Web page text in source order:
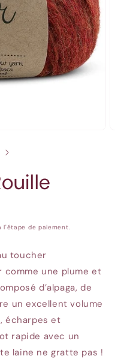
l'étape de paiement.
toucher
comme une plume et
d’alpaga, de
un excellent volume
écharpes et
rapide avec un
laine ne gratte pas !